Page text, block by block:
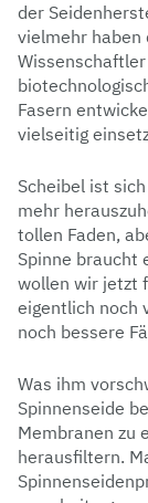
der
vielmehr haben
Fasern
vielseitig
Scheibel ist
mehr
tollen Faden,
Spinne braucht
wollen wir jetzt
eigentlich noch
noch bessere
Was ihm
Spinnenseide
Membranen zu
herausfiltern.